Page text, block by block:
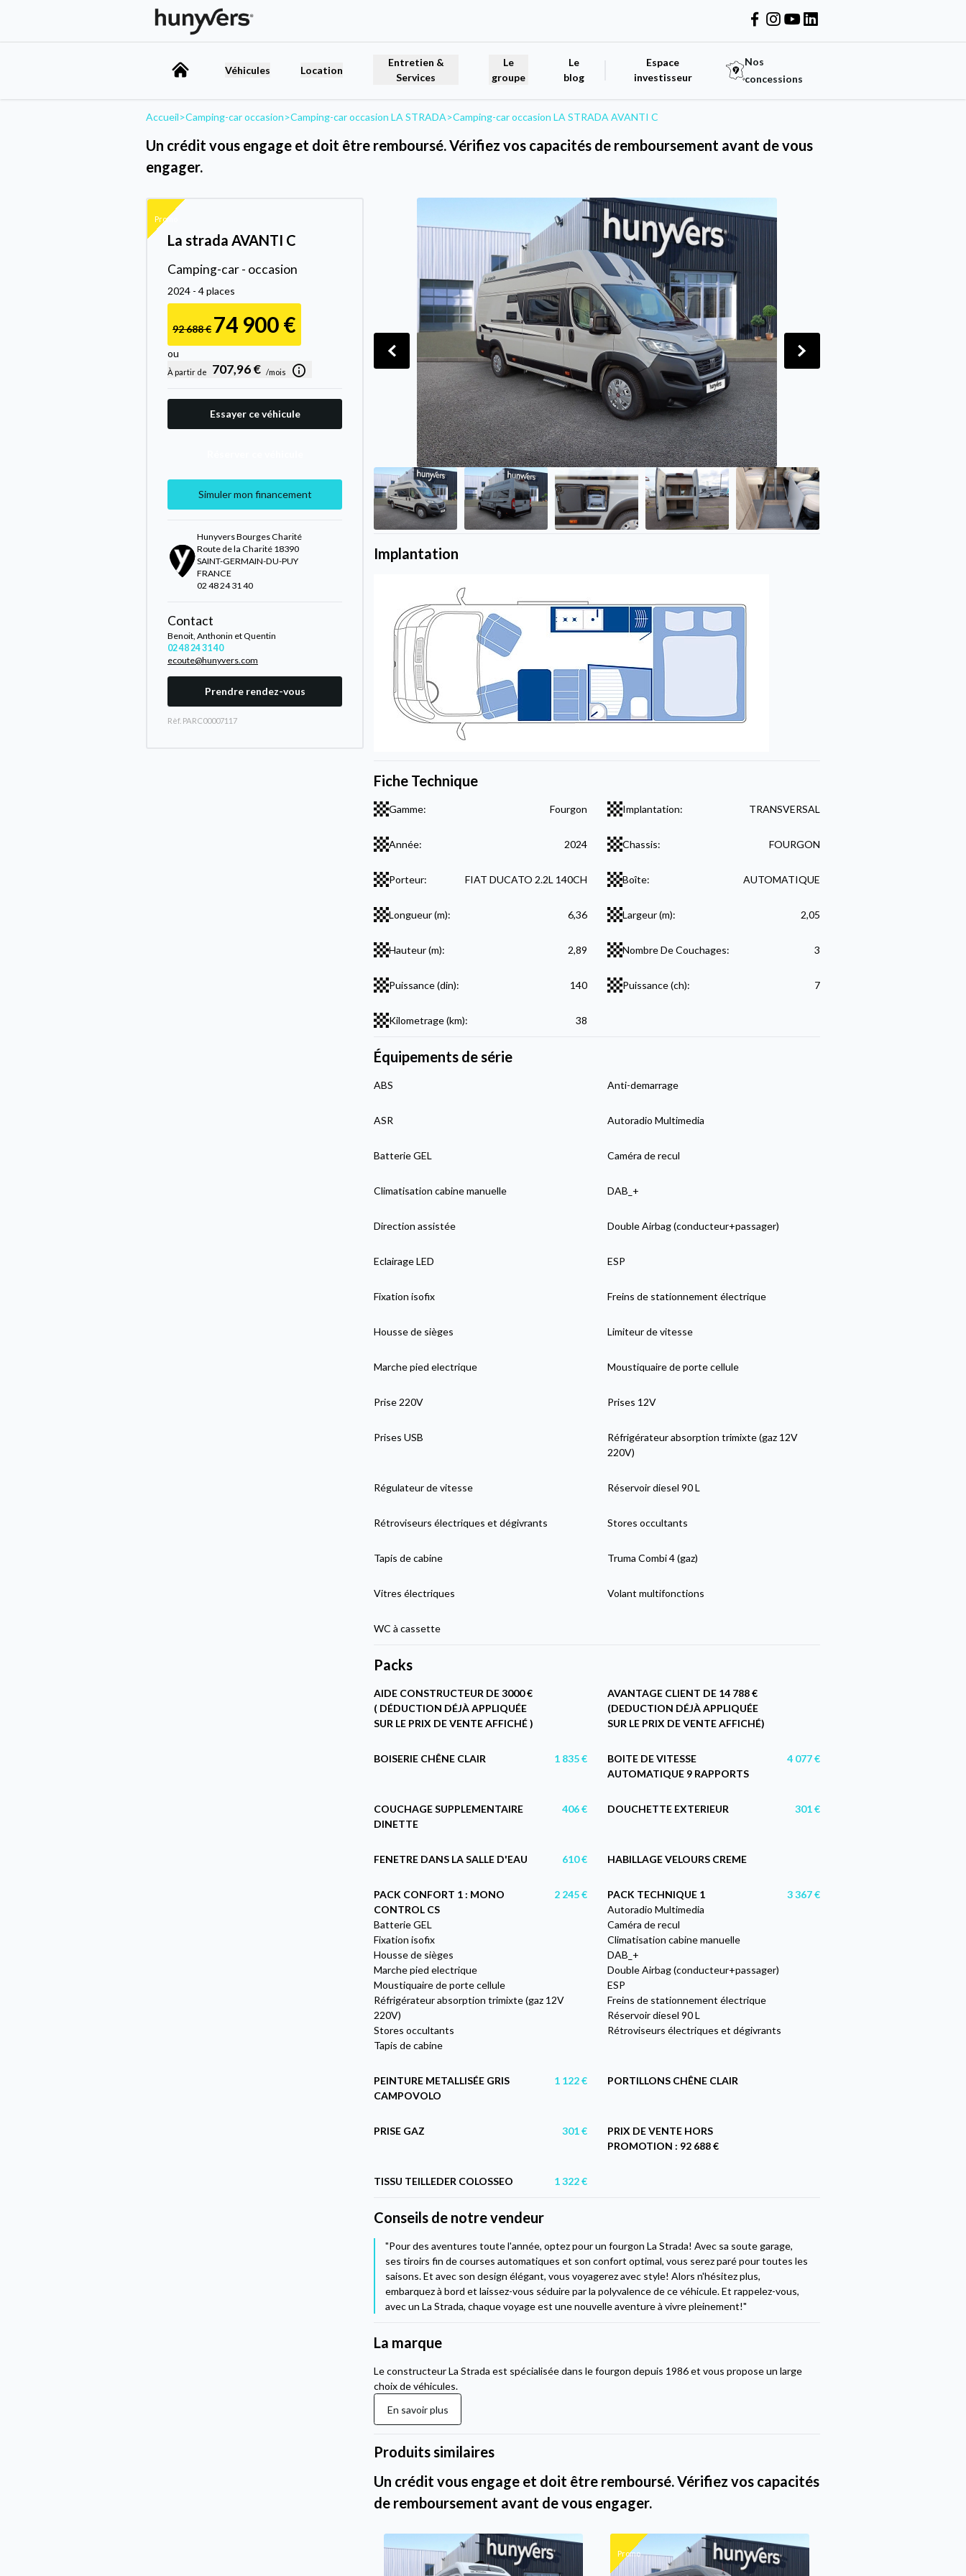
Véhicules Location
Entretien &
Services
Le
groupe
Le
blog
Espace
investisseur
Nos
concessions
Accueil>Camping-car occasion>Camping-car occasion LA STRADA>Camping-car occasion LA STRADA AVANTI C
Un crédit vous engage et doit être remboursé. Vérifiez vos capacités de remboursement avant de vous
engager.
Promo
La strada AVANTI C
Camping-car - occasion
2024 - 4 places
92 688 € 74 900 €
ou
À partir de 707,96 € /mois
Essayer ce véhicule
Simuler mon financement
Hunyvers Bourges Charité
Route de la Charité 18390
SAINT-GERMAIN-DU-PUY
FRANCE
02 48 24 31 40
Contact
Benoit, Anthonin et Quentin
02 48 24 31 40
ecoute@hunyvers.com
Prendre rendez-vous
Rèf. PARC00007117
Implantation
Fiche Technique
Gamme: Fourgon Implantation: TRANSVERSAL
Année: 2024 Chassis: FOURGON
Porteur: FIAT DUCATO 2.2L 140CH Boîte: AUTOMATIQUE
Longueur (m): 6,36 Largeur (m): 2,05
Hauteur (m): 2,89 Nombre De Couchages: 3
Puissance (din): 140 Puissance (ch): 7
Kilometrage (km): 38
Équipements de série
ABS Anti-demarrage
ASR Autoradio Multimedia
Batterie GEL Caméra de recul
Climatisation cabine manuelle DAB_+
Direction assistée Double Airbag (conducteur+passager)
Eclairage LED ESP
Fixation isofix Freins de stationnement électrique
Housse de sièges Limiteur de vitesse
Marche pied electrique Moustiquaire de porte cellule
Prise 220V Prises 12V
Prises USB
Réfrigérateur absorption trimixte (gaz 12V
220V)
Régulateur de vitesse Réservoir diesel 90 L
Rétroviseurs électriques et dégivrants Stores occultants
Tapis de cabine Truma Combi 4 (gaz)
Vitres électriques Volant multifonctions
WC à cassette
Packs
AIDE CONSTRUCTEUR DE 3000 €
( DÉDUCTION DÉJÀ APPLIQUÉE
SUR LE PRIX DE VENTE AFFICHÉ )
AVANTAGE CLIENT DE 14 788 €
(DEDUCTION DÉJÀ APPLIQUÉE
SUR LE PRIX DE VENTE AFFICHÉ)
BOISERIE CHÊNE CLAIR 1 835 €
BOITE DE VITESSE
AUTOMATIQUE 9 RAPPORTS
4 077 €
COUCHAGE SUPPLEMENTAIRE
DINETTE
406 € DOUCHETTE EXTERIEUR 301 €
FENETRE DANS LA SALLE D'EAU 610 € HABILLAGE VELOURS CREME
PACK CONFORT 1 : MONO
CONTROL CS
2 245 €
Batterie GEL
Fixation isofix
Housse de sièges
Marche pied electrique
Moustiquaire de porte cellule
Réfrigérateur absorption trimixte (gaz 12V
220V)
Stores occultants
Tapis de cabine
PACK TECHNIQUE 1
3 367 €
Autoradio Multimedia
Caméra de recul
Climatisation cabine manuelle
DAB_+
Double Airbag (conducteur+passager)
ESP
Freins de stationnement électrique
Réservoir diesel 90 L
Rétroviseurs électriques et dégivrants
PEINTURE METALLISÉE GRIS
CAMPOVOLO
1 122 € PORTILLONS CHÊNE CLAIR
PRISE GAZ 301 €
PRIX DE VENTE HORS
PROMOTION : 92 688 €
TISSU TEILLEDER COLOSSEO 1 322 €
Conseils de notre vendeur
"Pour des aventures toute l'année, optez pour un fourgon La Strada! Avec sa soute garage,
ses tiroirs fin de courses automatiques et son confort optimal, vous serez paré pour toutes les
saisons. Et avec son design élégant, vous voyagerez avec style! Alors n'hésitez plus,
embarquez à bord et laissez-vous séduire par la polyvalence de ce véhicule. Et rappelez-vous,
avec un La Strada, chaque voyage est une nouvelle aventure à vivre pleinement!"
La marque
Le constructeur La Strada est spécialisée dans le fourgon depuis 1986 et vous propose un large
choix de véhicules.
En savoir plus
Produits similaires
Un crédit vous engage et doit être remboursé. Vérifiez vos capacités
de remboursement avant de vous engager.
Promo